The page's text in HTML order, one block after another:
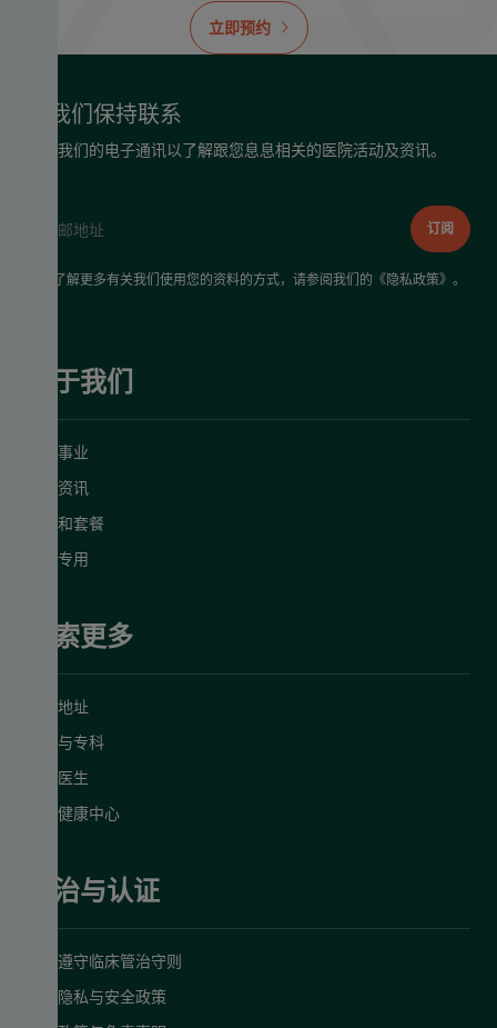
立即预约
与我们保持联系
接收我们的电子通讯以了解跟您息息相关的医院活动及资讯。
如需了解更多有关我们使用您的资料的方式，请参阅我们的《隐私政策》。
关于我们
慈善事业
明德资讯
促销和套餐
员工专用
探索更多
诊所地址
服务与专科
预约医生
明德健康中心
管治与认证
严格遵守临床管治守则
数据隐私与安全政策